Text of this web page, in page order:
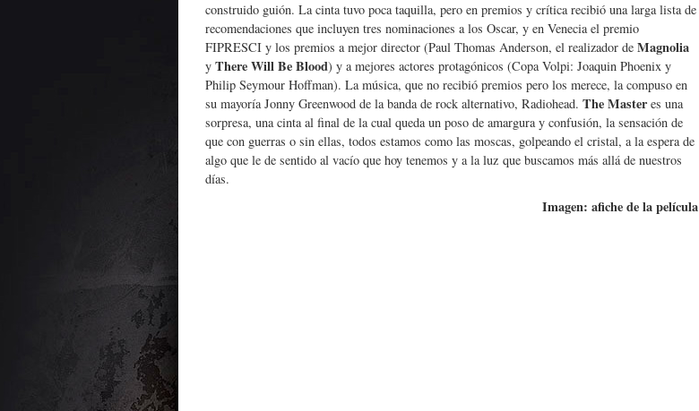
construido guión. La cinta tuvo poca taquilla, pero en premios y crítica recibió una larga lista de
recomendaciones que incluyen tres nominaciones a los Oscar, y en Venecia el premio
FIPRESCI y los premios a mejor director (Paul Thomas Anderson, el realizador de Magnolia
y There Will Be Blood) y a mejores actores protagónicos (Copa Volpi: Joaquin Phoenix y
Philip Seymour Hoffman). La música, que no recibió premios pero los merece, la compuso en
su mayoría Jonny Greenwood de la banda de rock alternativo, Radiohead. The Master es una
sorpresa, una cinta al final de la cual queda un poso de amargura y confusión, la sensación de
que con guerras o sin ellas, todos estamos como las moscas, golpeando el cristal, a la espera de
algo que le de sentido al vacío que hoy tenemos y a la luz que buscamos más allá de nuestros
días.
Imagen: afiche de la película